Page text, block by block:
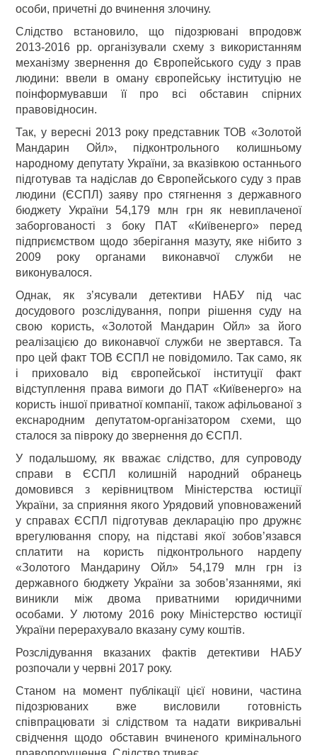
особи, причетні до вчинення злочину.
Слідство встановило, що підозрювані впродовж
2013-2016 рр. організували схему з використанням
механізму звернення до Європейського суду з прав
людини: ввели в оману європейську інституцію не
поінформувавши її про всі обставин спірних
правовідносин.
Так, у вересні 2013 року представник ТОВ «Золотой
Мандарин Ойл», підконтрольного колишньому
народному депутату України, за вказівкою останнього
підготував та надіслав до Європейського суду з прав
людини (ЄСПЛ) заяву про стягнення з державного
бюджету України 54,179 млн грн як невиплаченої
заборгованості з боку ПАТ «Київенерго» перед
підприємством щодо зберігання мазуту, яке нібито з
2009 року органами виконавчої служби не
виконувалося.
Однак, як з’ясували детективи НАБУ під час
досудового розслідування, попри рішення суду на
свою користь, «Золотой Мандарин Ойл» за його
реалізацією до виконавчої служби не звертався. Та
про цей факт ТОВ ЄСПЛ не повідомило. Так само, як
і приховало від європейської інституції факт
відступлення права вимоги до ПАТ «Київенерго» на
користь іншої приватної компанії, також афільованої з
екснародним депутатом-організатором схеми, що
сталося за півроку до звернення до ЄСПЛ.
У подальшому, як вважає слідство, для супроводу
справи в ЄСПЛ колишній народний обранець
домовився з керівництвом Міністерства юстиції
України, за сприяння якого Урядовий уповноважений
у справах ЄСПЛ підготував декларацію про дружнє
врегулювання спору, на підставі якої зобов’язався
сплатити на користь підконтрольного нардепу
«Золотого Мандарину Ойл» 54,179 млн грн із
державного бюджету України за зобов’язаннями, які
виникли між двома приватними юридичними
особами. У лютому 2016 року Міністерство юстиції
України перерахувало вказану суму коштів.
Розслідування вказаних фактів детективи НАБУ
розпочали у червні 2017 року.
Станом на момент публікації цієї новини, частина
підозрюваних вже висловили готовність
співпрацювати зі слідством та надати викривальні
свідчення щодо обставин вчиненого кримінального